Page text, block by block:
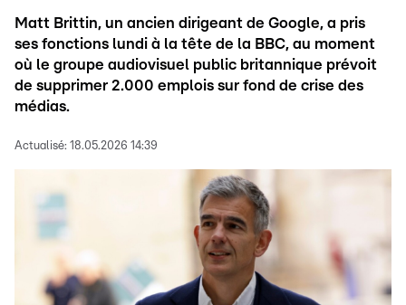
Matt Brittin, un ancien dirigeant de Google, a pris
ses fonctions lundi à la tête de la BBC, au moment
où le groupe audiovisuel public britannique prévoit
de supprimer 2.000 emplois sur fond de crise des
médias.
Actualisé: 18.05.2026 14:39